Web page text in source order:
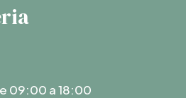
09:00 a 18:00